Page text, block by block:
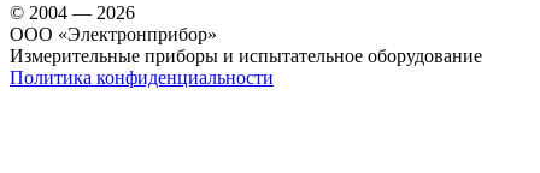
© 2004 — 2026
OOO «Электронприбор»
Измерительные приборы и испытательное оборудование
Политика конфиденциальности